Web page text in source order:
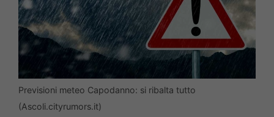
Previsioni meteo Capodanno: si ribalta tutto
(Ascoli.cityrumors.it)